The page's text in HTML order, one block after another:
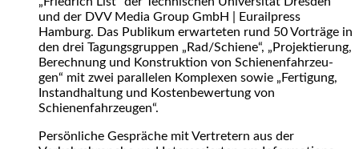
und der DVV Media Group GmbH | Eurailpress
Hamburg. Das Publikum erwarteten rund 50 Vorträge in
den drei Tagungs­gruppen „Rad/Schiene“, „Projektierung,
Berechnung und Konstruktion von Schienen­­­fahrzeu­
gen“ mit zwei parallelen Komplexen sowie „Fertigung,
Instandhaltung und Kostenbewertung von
Schienenfahrzeugen“.
Persönliche Gespräche mit Vertretern aus der